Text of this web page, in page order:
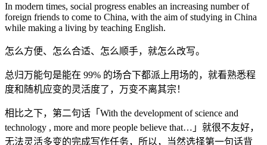
In modern times, social progress enables an increasing number of
foreign friends to come to China, with the aim of studying in China
while making a living by teaching English.
怎么方便、怎么合适、怎么顺手，就怎么改写。
总归万能句是能在 99% 的场合下都派上用场的，就看熟悉程
度和随机应变的灵活度了，万变不离其宗！
相比之下，第二句话「With the development of science and
technology , more and more people believe that…」就很不友好，
无法灵活多变的完成写作任务，所以，当然选择第一句话背